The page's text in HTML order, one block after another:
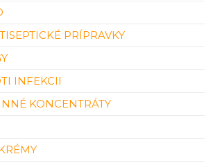
PRÍPRAVKY
INFEKCII
KONCENTRÁTY